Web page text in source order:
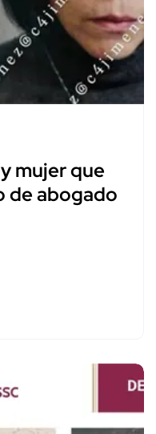
mujer que
de abogado